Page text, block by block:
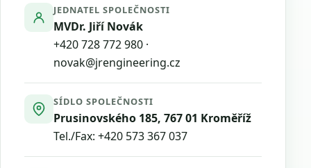
JEDNATEL SPOLEČNOSTI
MVDr. Jiří Novák
+420 728 772 980 ·
novak@jrengineering.cz
SÍDLO SPOLEČNOSTI
Prusinovského 185, 767 01 Kroměříž
Tel./Fax: +420 573 367 037